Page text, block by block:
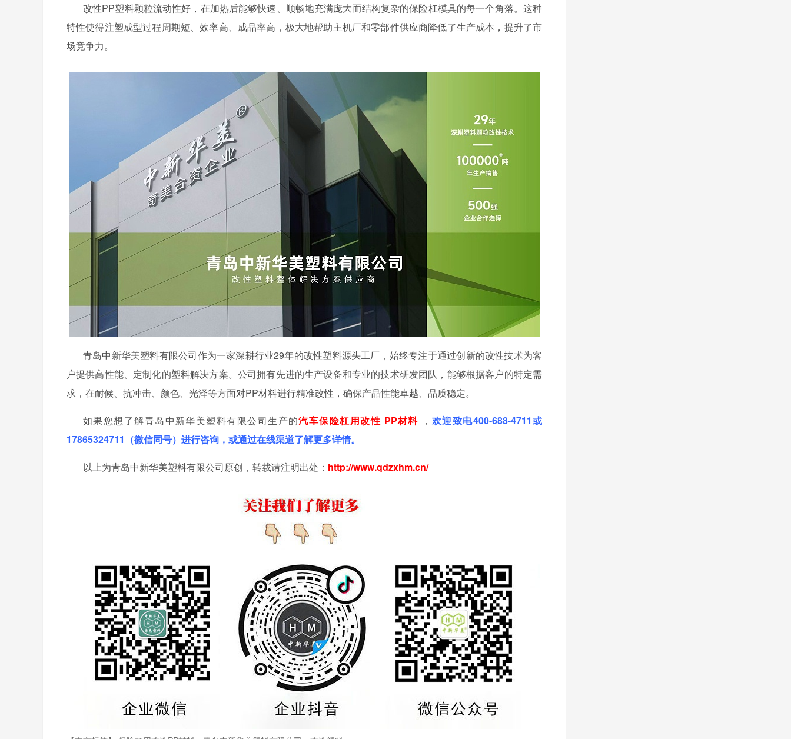
改性PP塑料颗粒流动性好，在加热后能够快速、顺畅地充满庞大而结构复杂的保险杠模具的每一个角落。这种
特性使得注塑成型过程周期短、效率高、成品率高，极大地帮助主机厂和零部件供应商降低了生产成本，提升了市
场竞争力。
青岛中新华美塑料有限公司作为一家深耕行业29年的改性塑料源头工厂 ，始终专注于通过创新的改性技术为客
户提供高性能、定制化的塑料解决方案。公司拥有先进的生产设备和专业的技术研发团队，能够根据客户的特定需
求，在耐候、抗冲击、颜色、光泽等方面对PP材料进行精准改性，确保产品性能卓越、品质稳定。
如果您想了解青岛中新华美塑料有限公司生产的汽车保险杠用改性 PP材料 ， 欢迎致电400-688-4711或
17865324711（微信同号）进行咨询，或通过在线渠道了解更多详情。
以上为青岛中新华美塑料有限公司原创，转载请注明出处： http://www.qdzxhm.cn/